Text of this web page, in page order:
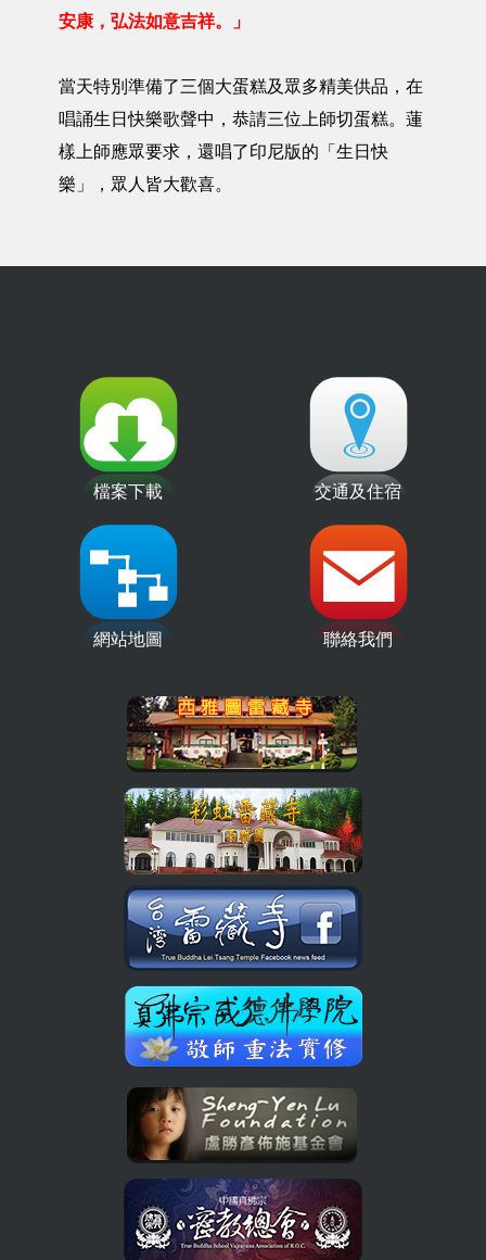
安康，弘法如意吉祥。」
當天特別準備了三個大蛋糕及眾多精美供品，在
唱誦生日快樂歌聲中，恭請三位上師切蛋糕。蓮
樣上師應眾要求，還唱了印尼版的「生日快
樂」，眾人皆大歡喜。
檔案下載 交通及住宿
網站地圖 聯絡我們